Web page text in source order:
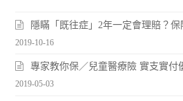
隱瞞「既往症」2年一定會理賠？
2019-10-16
專家教你保／兒童醫療險 實支實付
2019-05-03